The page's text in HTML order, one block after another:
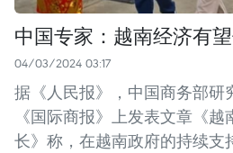
中国专家：越南经济有
04/03/2024 03:17
据《人民报》，中国商务部研
《国际商报》上发表文章《
长》称，在越南政府的持续支